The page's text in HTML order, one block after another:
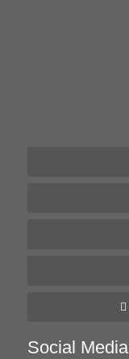
Social Media